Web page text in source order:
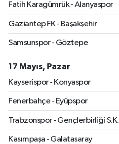
Fatih Karagümrük - Alanyaspor
Gaziantep FK - Başakşehir
Samsunspor - Göztepe
17 Mayıs, Pazar
Kayserispor - Konyaspor
Fenerbahçe - Eyüpspor
Trabzonspor - Gençlerbirliği S.K.
Kasımpaşa - Galatasaray